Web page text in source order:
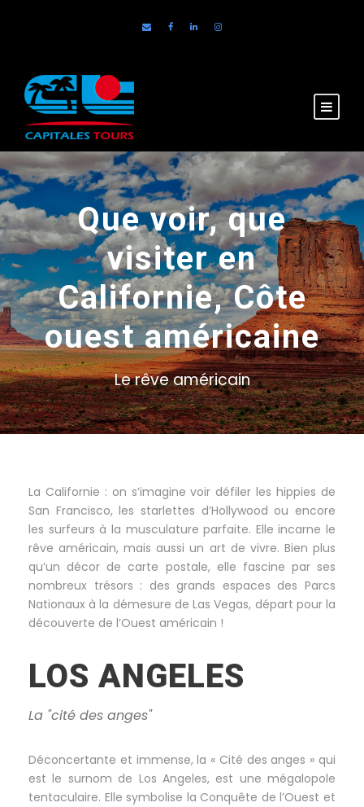
Que voir, que
visiter en
Californie, Côte
ouest américaine
Le rêve américain
La Californie : on s’imagine voir défiler les hippies de
San Francisco, les starlettes d’Hollywood ou encore
les surfeurs à la musculature parfaite. Elle incarne le
rêve américain, mais aussi un art de vivre. Bien plus
qu’un décor de carte postale, elle fascine par ses
nombreux trésors : des grands espaces des Parcs
Nationaux à la démesure de Las Vegas, départ pour la
découverte de l’Ouest américain !
LOS ANGELES
La "cité des anges"
Déconcertante et immense, la « Cité des anges » qui
est le surnom de Los Angeles, est une mégalopole
tentaculaire. Elle symbolise la Conquête de l’Ouest et